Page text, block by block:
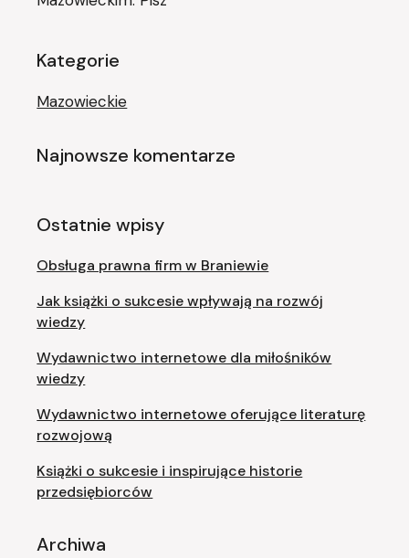
Kategorie
Mazowieckie
Najnowsze komentarze
Ostatnie wpisy
Obsługa prawna firm w Braniewie
Jak książki o sukcesie wpływają na rozwój
wiedzy
Wydawnictwo internetowe dla miłośników
wiedzy
Wydawnictwo internetowe oferujące literaturę
rozwojową
Książki o sukcesie i inspirujące historie
przedsiębiorców
Archiwa